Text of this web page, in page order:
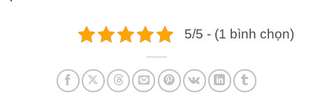
5/5 - (1 bình chọn)